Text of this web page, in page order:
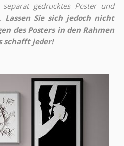
gedrucktes Poster und
Lassen Sie sich jedoch nicht
des Posters in den Rahmen
schafft jeder!